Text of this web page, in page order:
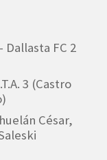
Dallasta FC 2
3 (Castro
César,